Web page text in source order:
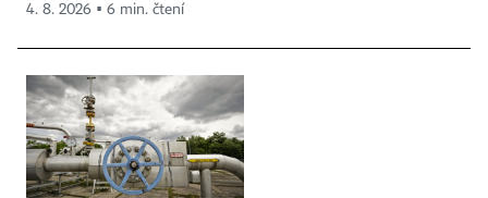
4. 8. 2026 ▪ 6 min. čtení